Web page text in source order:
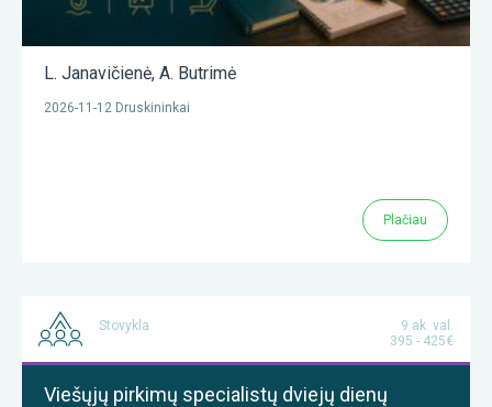
L. Janavičienė, A. Butrimė
2026-11-12 Druskininkai
Plačiau
Stovykla
9 ak. val.
395 - 425€
Viešųjų pirkimų specialistų dviejų dienų